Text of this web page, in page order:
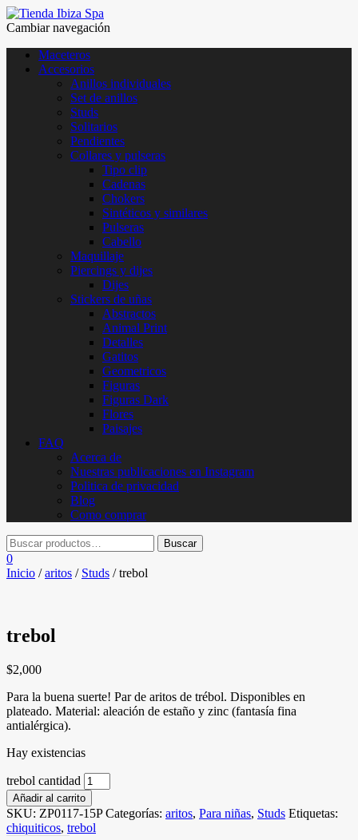
Cambiar navegación
Maceteros
Accesorios
Anillos individuales
Set de anillos
Studs
Solitarios
Pendientes
Collares y pulseras
Tipo clip
Cadenas
Chokers
Sintéticos y similares
Pulseras
Cabello
Maquillaje
Piercings y dijes
Dijes
Stickers de uñas
Abstractos
Animal Print
Detalles
Gatitos
Geometricos
Figuras
Figuras Dark
Flores
Paisajes
FAQ
Acerca de
Nuestras publicaciones en Instagram
Politica de privacidad
Blog
Como comprar
0
Inicio /aritos / Studs / trebol
trebol
$2,000
Para la buena suerte! Par de aritos de trébol. Disponibles en
plateado. Material: aleación de estaño y zinc (fantasía fina
antialérgica).
Hay existencias
trebol cantidad
Añadir al carrito
SKU: ZP0117-15P Categorías: aritos, Para niñas, Studs Etiquetas:
chiquiticos, trebol